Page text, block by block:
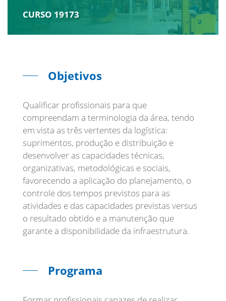
CURSO 19173
Objetivos
Qualificar profissionais para que
compreendam a terminologia da área, tendo
em vista as três vertentes da logística:
suprimentos, produção e distribuição e
desenvolver as capacidades técnicas,
organizativas, metodológicas e sociais,
favorecendo a aplicação do planejamento, o
controle dos tempos previstos para as
atividades e das capacidades previstas versus
o resultado obtido e a manutenção que
garante a disponibilidade da infraestrutura.
Programa